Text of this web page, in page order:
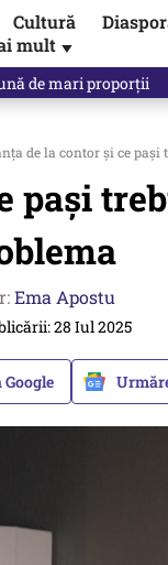
Cultură
mult ▼
de la contor și ce
pași
Ema Apostu
28 Iul 2025